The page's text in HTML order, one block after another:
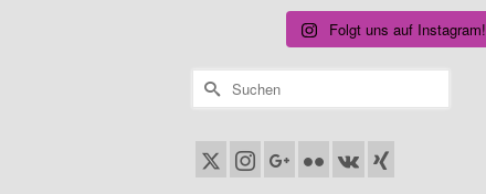
Folgt uns auf Instagram!
Suchen
nach: